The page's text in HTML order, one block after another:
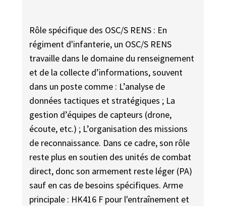
Rôle spécifique des OSC/S RENS : En
régiment d'infanterie, un OSC/S RENS
travaille dans le domaine du renseignement
et de la collecte d’informations, souvent
dans un poste comme : L’analyse de
données tactiques et stratégiques ; La
gestion d’équipes de capteurs (drone,
écoute, etc.) ; L’organisation des missions
de reconnaissance. Dans ce cadre, son rôle
reste plus en soutien des unités de combat
direct, donc son armement reste léger (PA)
sauf en cas de besoins spécifiques. Arme
principale : HK416 F pour l'entraînement et